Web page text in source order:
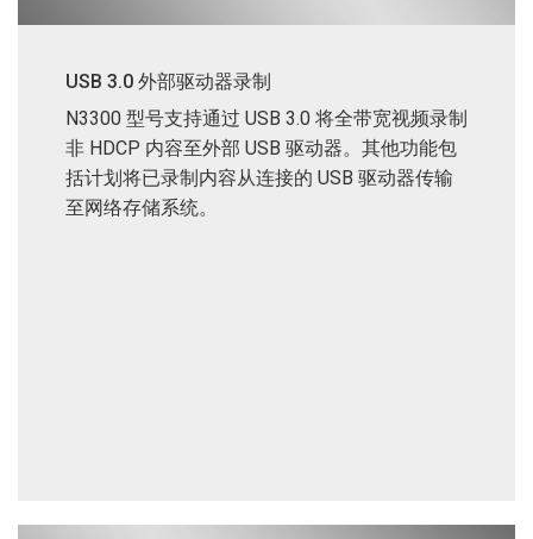
USB 3.0 外部驱动器录制
N3300 型号支持通过 USB 3.0 将全带宽视频录制
非 HDCP 内容至外部 USB 驱动器。其他功能包
括计划将已录制内容从连接的 USB 驱动器传输
至网络存储系统。